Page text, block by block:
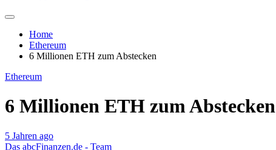
Home
Ethereum
6 Millionen ETH zum Abstecken
Ethereum
6 Millionen ETH zum Abstecken
5 Jahren ago
Das abcFinanzen.de - Team